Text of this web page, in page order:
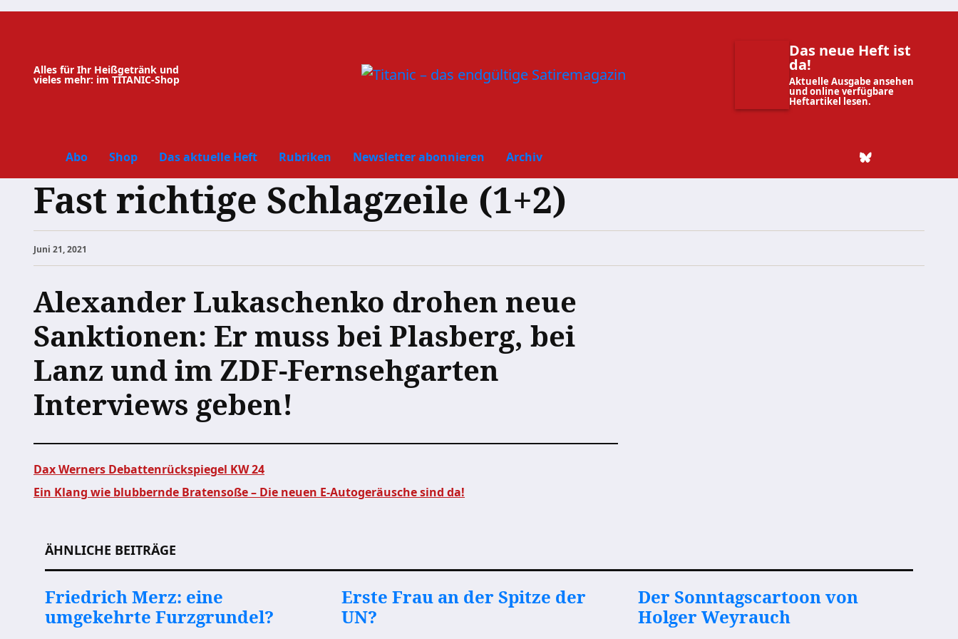
Zum
Alles für Ihr Heißgetränk und
vieles mehr: im TITANIC-Shop
Das neue Heft ist
da!
Aktuelle Ausgabe ansehen
und online verfügbare
Heftartikel lesen.
Abo Shop Das aktuelle Heft Rubriken Newsletter abonnieren Archiv
Fast richtige Schlagzeile (1+2)
Juni 21, 2021
Alexander Lukaschenko drohen neue
Sanktionen: Er muss bei Plasberg, bei
Lanz und im ZDF-Fernsehgarten
Interviews geben!
Dax Werners Debattenrückspiegel KW 24
Ein Klang wie blubbernde Bratensoße – Die neuen E-Autogeräusche sind da!
ÄHNLICHE BEITRÄGE
Friedrich Merz: eine
umgekehrte Furzgrundel?
Erste Frau an der Spitze der
UN?
Der Sonntagscartoon von
Holger Weyrauch